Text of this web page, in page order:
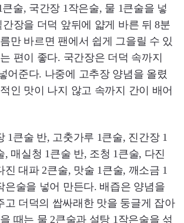
술, 국간장 1작은술, 물 1큰술을 넣
장을 더덕 앞뒤에 얇게 바른 뒤 8분
만 바르면 팬에서 쉽게 그을릴 수 있
편이 좋다. 국간장은 더덕 속까지
어준다. 나중에 고추장 양념을 올렸
인 맛이 나지 않고 속까지 간이 배어
1큰술 반, 고춧가루 1큰술, 진간장 1
, 매실청 1큰술 반, 조청 1큰술, 다진
진 대파 2큰술, 맛술 1큰술, 깨소금 1
은술을 넣어 만든다. 배즙은 양념을
고 더덕의 쌉싸래한 맛을 둥글게 잡아
때는 물 2큰술과 설탕 1작은술을 섞